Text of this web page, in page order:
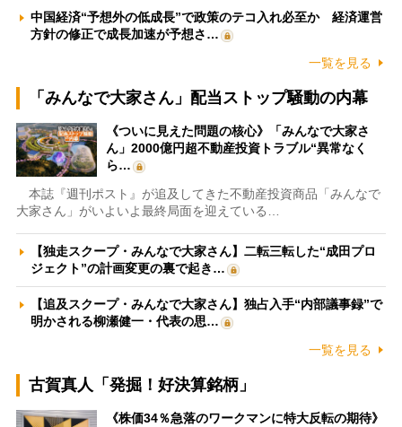
中国経済“予想外の低成長”で政策のテコ入れ必至か 経済運営
方針の修正で成長加速が予想さ…
一覧を見る
「みんなで大家さん」配当ストップ騒動の内幕
《ついに見えた問題の核心》「みんなで大家さ
ん」2000億円超不動産投資トラブル“異常なく
ら…
本誌『週刊ポスト』が追及してきた不動産投資商品「みんなで
大家さん」がいよいよ最終局面を迎えている…
【独走スクープ・みんなで大家さん】二転三転した“成田プロ
ジェクト”の計画変更の裏で起き…
【追及スクープ・みんなで大家さん】独占入手“内部議事録”で
明かされる柳瀬健一・代表の思…
一覧を見る
古賀真人「発掘！好決算銘柄」
《株価34％急落のワークマンに特大反転の期待》